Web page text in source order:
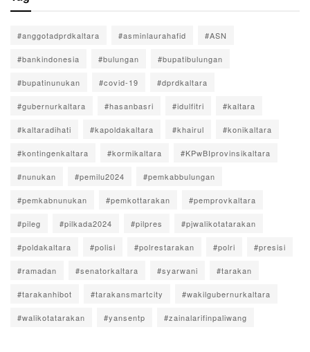
#anggotadprdkaltara #asminlaurahafid #ASN
#bankindonesia #bulungan #bupatibulungan
#bupatinunukan #covid-19 #dprdkaltara
#gubernurkaltara #hasanbasri #idulfitri #kaltara
#kaltaradihati #kapoldakaltara #khairul #konikaltara
#kontingenkaltara #kormikaltara #KPwBIprovinsikaltara
#nunukan #pemilu2024 #pemkabbulungan
#pemkabnunukan #pemkottarakan #pemprovkaltara
#pileg #pilkada2024 #pilpres #pjwalikotatarakan
#poldakaltara #polisi #polrestarakan #polri #presisi
#ramadan #senatorkaltara #syarwani #tarakan
#tarakanhibot #tarakansmartcity #wakilgubernurkaltara
#walikotatarakan #yansentp #zainalarifinpaliwang